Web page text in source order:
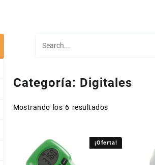
Categoría: Digitales
Mostrando los 6 resultados
¡Oferta!